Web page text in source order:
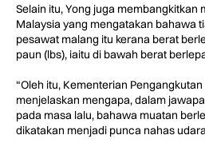
Selain itu, Yong juga membangkitkan
Malaysia yang mengatakan bahawa
pesawat malang itu kerana berat
paun (lbs), iaitu di bawah berat
“Oleh itu, Kementerian
menjelaskan mengapa, dalam
pada masa lalu, bahawa muatan
dikatakan menjadi punca nahas